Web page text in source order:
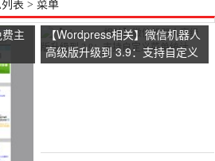
表 > 菜单
主
【Wordpress相关】微信机器人
高级版升级到 3.9：支持自定义